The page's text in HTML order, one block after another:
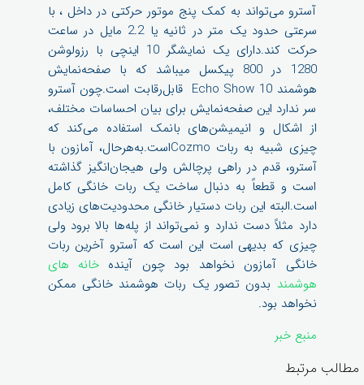
آسترو می‌تواند به کمک پنج موتور حرکتی در داخل ، با
سرعتی حدود یک متر در ثانیه یا 2.2 مایل در ساعت
حرکت کند.دارای یک نمایشگر 10 اینچی با رزولوشن
1280 در 800 پیکسل میباشد که با صفحه‌نمایش
هوشمند Echo Show 10 قابل‌رقابت است.چون آسترو
سر ندارد این صفحه‌نمایش برای بیان احساسات مختلف،
از اشکال و انیمیشن‌های بانمک استفاده می‌کند که
چیزی شبیه به ربات Cozmoاست.به‌هرحال، آمازون با
آسترو، قدم در راهی پرچالش ولی هیجان‌انگیز گذاشته
است و قطعاً به دنبال ساخت یک ربات خانگی کامل
است.البته این ربات دستیار خانگی محدودیت‌های زیادی
دارد مثلاً دست ندارد و نمی‌تواند از پله‌ها بالا برود ولی
چیزی که بدیهی است این است که آسترو آخرین ربات
خانگی آمازون نخواهد بود چون آیندهخانه های
هوشمند بدون تصور یک ربات هوشمند خانگی ممکن
نخواهد بود.
منبع خبر
مطالب مرتبط